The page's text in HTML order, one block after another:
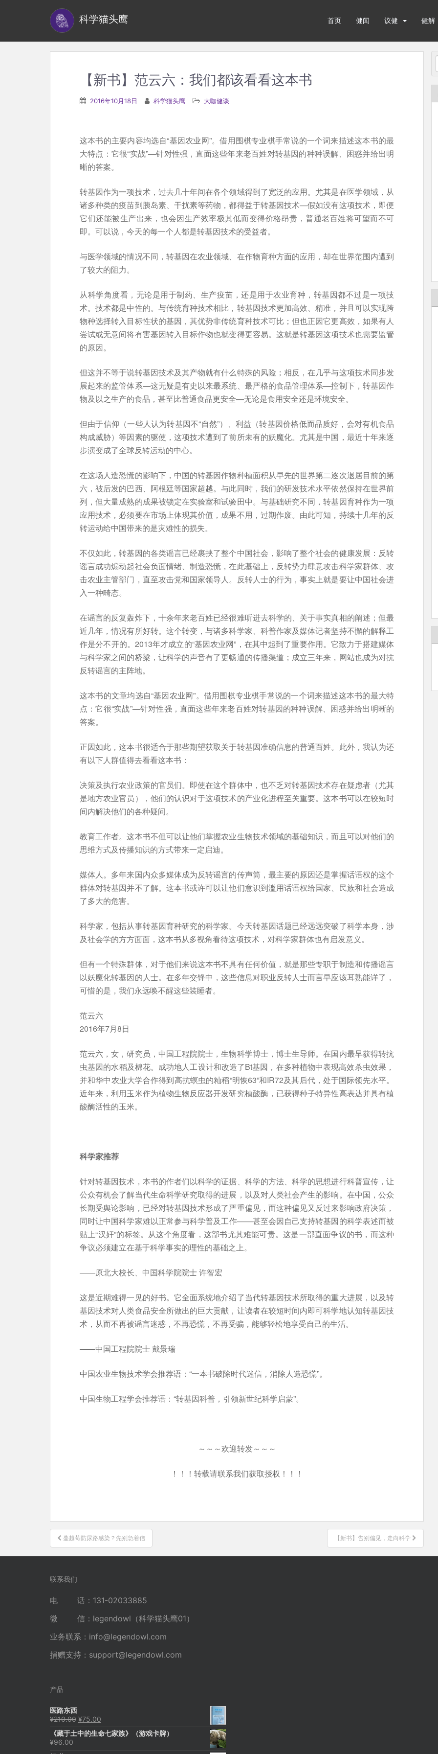
科学猫头鹰 首页 健闻 议健 健解
【新书】范云六：我们都该看看这本书
2016年10月18日 科学猫头鹰 大咖健谈
这本书的主要内容均选自“基因农业网”。借用围棋专业棋手常说的一个词来描述这本书的最
大特点：它很“实战”—针对性强，直面这些年来老百姓对转基因的种种误解、困惑并给出明
晰的答案。
转基因作为一项技术，过去几十年间在各个领域得到了宽泛的应用。尤其是在医学领域，从
诸多种类的疫苗到胰岛素、干扰素等药物，都得益于转基因技术—假如没有这项技术，即便
它们还能被生产出来，也会因生产效率极其低而变得价格昂贵，普通老百姓将可望而不可
即。可以说，今天的每一个人都是转基因技术的受益者。
与医学领域的情况不同，转基因在农业领域、在作物育种方面的应用，却在世界范围内遭到
了较大的阻力。
从科学角度看，无论是用于制药、生产疫苗，还是用于农业育种，转基因都不过是一项技
术。技术都是中性的。与传统育种技术相比，转基因技术更加高效、精准，并且可以实现跨
物种选择转入目标性状的基因，其优势非传统育种技术可比；但也正因它更高效，如果有人
尝试或无意间将有害基因转入目标作物也就变得更容易。这就是转基因这项技术也需要监管
的原因。
但这并不等于说转基因技术及其产物就有什么特殊的风险；相反，在几乎与这项技术同步发
展起来的监管体系—这无疑是有史以来最系统、最严格的食品管理体系—控制下，转基因作
物及以之生产的食品，甚至比普通食品更安全—无论是食用安全还是环境安全。
但由于信仰（一些人认为转基因不“自然”）、利益（转基因价格低而品质好，会对有机食品
构成威胁）等因素的驱使，这项技术遭到了前所未有的妖魔化。尤其是中国，最近十年来逐
步演变成了全球反转运动的中心。
在这场人造恐慌的影响下，中国的转基因作物种植面积从早先的世界第二逐次退居目前的第
六，被后发的巴西、阿根廷等国家超越。与此同时，我们的研发技术水平依然保持在世界前
列，但大量成熟的成果被锁定在实验室和试验田中。与基础研究不同，转基因育种作为一项
应用技术，必须要在市场上体现其价值，成果不用，过期作废。由此可知，持续十几年的反
转运动给中国带来的是灾难性的损失。
不仅如此，转基因的各类谣言已经裹挟了整个中国社会，影响了整个社会的健康发展：反转
谣言成功煽动起社会负面情绪、制造恐慌，在此基础上，反转势力肆意攻击科学家群体、攻
击农业主管部门，直至攻击党和国家领导人。反转人士的行为，事实上就是要让中国社会进
入一种畸态。
在谣言的反复轰炸下，十余年来老百姓已经很难听进去科学的、关于事实真相的阐述；但最
近几年，情况有所好转。这个转变，与诸多科学家、科普作家及媒体记者坚持不懈的解释工
作是分不开的。2013年才成立的“基因农业网”，在其中起到了重要作用。它致力于搭建媒体
与科学家之间的桥梁，让科学的声音有了更畅通的传播渠道；成立三年来，网站也成为对抗
反转谣言的主阵地。
这本书的文章均选自“基因农业网”。借用围棋专业棋手常说的一个词来描述这本书的最大特
点：它很“实战”—针对性强，直面这些年来老百姓对转基因的种种误解、困惑并给出明晰的
答案。
正因如此，这本书很适合于那些期望获取关于转基因准确信息的普通百姓。此外，我认为还
有以下人群值得去看看这本书：
决策及执行农业政策的官员们。即使在这个群体中，也不乏对转基因技术存在疑虑者（尤其
是地方农业官员），他们的认识对于这项技术的产业化进程至关重要。这本书可以在较短时
间内解决他们的各种疑问。
教育工作者。这本书不但可以让他们掌握农业生物技术领域的基础知识，而且可以对他们的
思维方式及传播知识的方式带来一定启迪。
媒体人。多年来国内众多媒体成为反转谣言的传声筒，最主要的原因还是掌握话语权的这个
群体对转基因并不了解。这本书或许可以让他们意识到滥用话语权给国家、民族和社会造成
了多大的危害。
科学家，包括从事转基因育种研究的科学家。今天转基因话题已经远远突破了科学本身，涉
及社会学的方方面面，这本书从多视角看待这项技术，对科学家群体也有启发意义。
但有一个特殊群体，对于他们来说这本书不具有任何价值，就是那些专职于制造和传播谣言
以妖魔化转基因的人士。在多年交锋中，这些信息对职业反转人士而言早应该耳熟能详了，
可惜的是，我们永远唤不醒这些装睡者。
范云六
2016年7月8日
范云六，女，研究员，中国工程院院士，生物科学博士，博士生导师。在国内最早获得转抗
虫基因的水稻及棉花。成功地人工设计和改造了Bt基因，在多种植物中表现高效杀虫效果，
并和华中农业大学合作得到高抗螟虫的籼稻“明恢63”和IR72及其后代，处于国际领先水平。
近年来，利用玉米作为植物生物反应器开发研究植酸酶，已获得种子特异性高表达并具有植
酸酶活性的玉米。
科学家推荐
针对转基因技术，本书的作者们以科学的证据、科学的方法、科学的思想进行科普宣传，让
公众有机会了解当代生命科学研究取得的进展，以及对人类社会产生的影响。在中国，公众
长期受舆论影响，已经对转基因技术形成了严重偏见，而这种偏见又反过来影响政府决策，
同时让中国科学家难以正常参与科学普及工作——甚至会因自己支持转基因的科学表述而被
贴上“汉奸”的标签。从这个角度看，这部书尤其难能可贵。这是一部直面争议的书，而这种
争议必须建立在基于科学事实的理性的基础之上。
——原北大校长、中国科学院院士 许智宏
这是近期难得一见的好书。它全面系统地介绍了当代转基因技术所取得的重大进展，以及转
基因技术对人类食品安全所做出的巨大贡献，让读者在较短时间内即可科学地认知转基因技
术，从而不再被谣言迷惑，不再恐慌，不再受骗，能够轻松地享受自己的生活。
——中国工程院院士 戴景瑞
中国农业生物技术学会推荐语：“一本书破除时代迷信，消除人造恐慌”。
中国生物工程学会推荐语：“转基因科普，引领新世纪科学启蒙”。
～～～欢迎转发～～～
！！！转载请联系我们获取授权！！！
文
章
导
蔓越莓防尿路感染？先别急着信 【新书】告别偏见，走向科学
联系我们
电 话：131-02033885
微 信：legendowl（科学猫头鹰01）
业务联系： info@legendowl.com
捐赠支持： support@legendowl.com
产品
医路东西
¥210.00 原
为：
¥75.00
价
《藏于土中的生命七家族》（游戏卡牌）
¥96.00